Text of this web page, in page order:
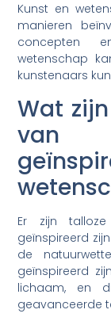
Kunst en
manieren
concepten
wetenschap
kunstenaars
Wat
van
Er zijn
geïnspireerd
de
geïnspireerd
lichaam, en
geavanceerde